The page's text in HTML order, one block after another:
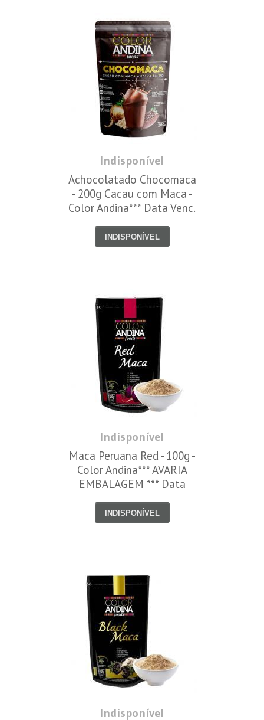
Indisponível
Achocolatado Chocomaca
- 200g Cacau com Maca -
Color Andina*** Data Venc.
INDISPONÍVEL
Indisponível
Maca Peruana Red - 100g -
Color Andina*** AVARIA
EMBALAGEM *** Data
INDISPONÍVEL
Indisponível